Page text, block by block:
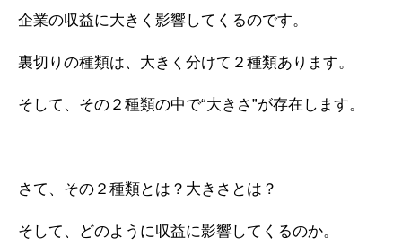
企業の収益に大きく影響してくるのです。
裏切りの種類は、大きく分けて２種類あります。
そして、その２種類の中で“大きさ”が存在します。
さて、その２種類とは？大きさとは？
そして、どのように収益に影響してくるのか。